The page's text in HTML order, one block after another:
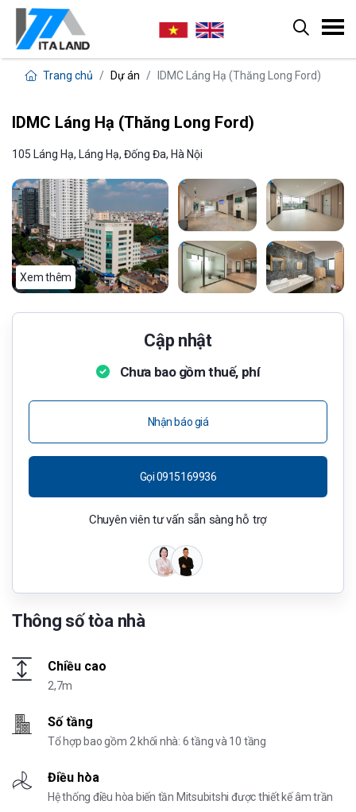
Trang chủ Dự án IDMC Láng Hạ (Thăng Long Ford)
IDMC Láng Hạ (Thăng Long Ford)
105 Láng Hạ, Láng Hạ, Đống Đa, Hà Nội
Xem thêm
Thông số tòa nhà
Chiều cao
2,7m
Số tầng
Tổ hợp bao gồm 2 khối nhà: 6 tầng và 10 tầng
Điều hòa
Hệ thống điều hòa biến tần Mitsubitshi được thiết kế âm trần
Cập nhật
Chưa bao gồm thuế, phí
Nhận báo giá
Gọi 0915169936
Chuyên viên tư vấn sẵn sàng hỗ trợ